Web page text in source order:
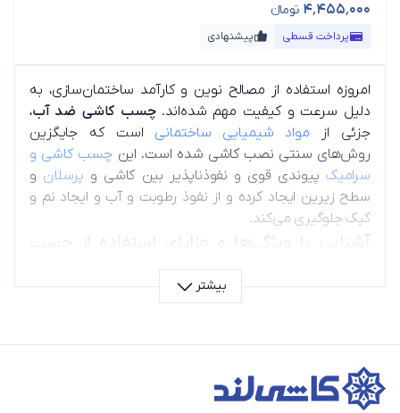
۴٬۴۵۵٬۰۰۰ تومانءقیمت محصول
پرداخت قسطی پیشنهادی
بیشتر
امروزه استفاده از مصالح نوین و کارآمد ساختمان‌سازی، به
دلیل سرعت و کیفیت مهم شده‌اند.چسب کاشی ضد آب،
جزئی از مواد شیمیایی ساختمانی است که جایگزین
روش‌های سنتی نصب کاشی شده است. این چسب کاشی و
سرامیک پیوندی قوی و نفوذناپذیر بین کاشی و پرسلان و
سطح زیرین ایجاد کرده و از نفوذ رطوبت و آب و ایجاد نم و
کپک جلوگیری می‌کند.
آشنایی با ویژگی‌ها و مزایای استفاده از چسب
جلوگیری از رشد قارچ و کپک
مقاوم در برابر مواد شیمیایی و رطوبت و آب